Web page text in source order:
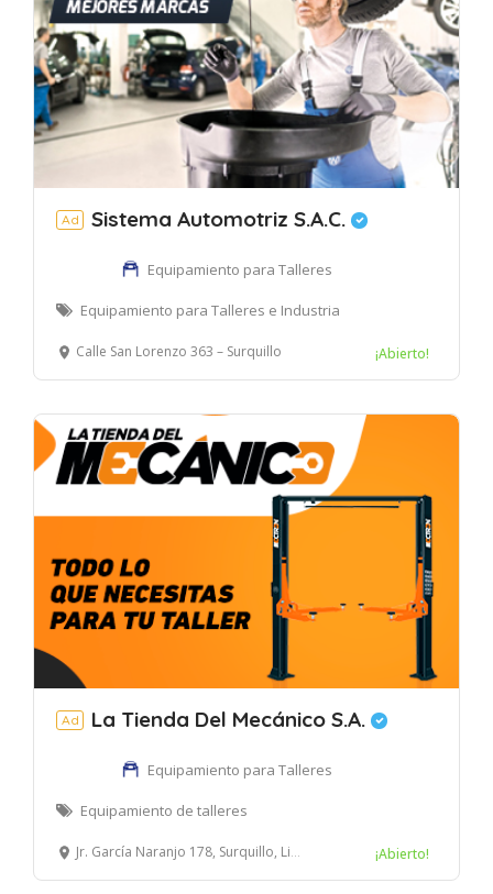
Ad Sistema Automotriz S.A.C.
Equipamiento para Talleres
Equipamiento para Talleres e Industria
Calle San Lorenzo 363 – Surquillo ¡Abierto!
Ad La Tienda Del Mecánico S.A.
Equipamiento para Talleres
Equipamiento de talleres
Jr. García Naranjo 178, Surquillo, Lima, Perú ¡Abierto!